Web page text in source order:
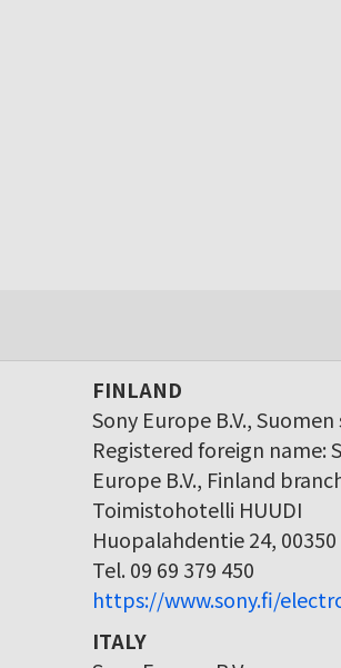
FINLAND
Sony Europe B.V.,
Registered foreign name:
Europe B.V., Finland
Toimistohotelli HUUDI
Huopalahdentie 24,
Tel. 09 69 379 450
https://www.sony.fi/
ITALY